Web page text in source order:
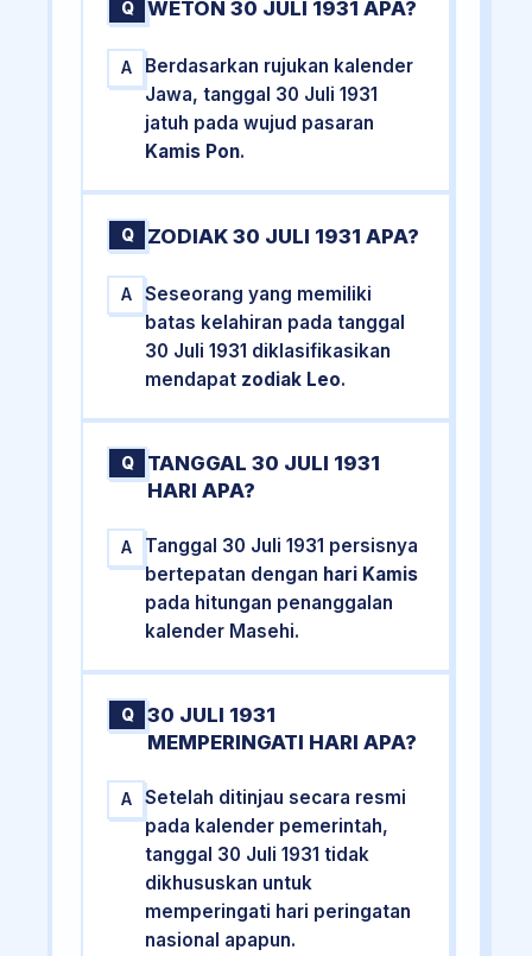
Q WETON 30 JULI 1931 APA?
A
Berdasarkan rujukan kalender
Jawa, tanggal 30 Juli 1931
jatuh pada wujud pasaran
Kamis Pon.
Q ZODIAK 30 JULI 1931 APA?
A
Seseorang yang memiliki
batas kelahiran pada tanggal
30 Juli 1931 diklasifikasikan
mendapat zodiak Leo.
Q
TANGGAL 30 JULI 1931
HARI APA?
A
Tanggal 30 Juli 1931 persisnya
bertepatan dengan hari Kamis
pada hitungan penanggalan
kalender Masehi.
Q
30 JULI 1931
MEMPERINGATI HARI APA?
A
Setelah ditinjau secara resmi
pada kalender pemerintah,
tanggal 30 Juli 1931 tidak
dikhususkan untuk
memperingati hari peringatan
nasional apapun.